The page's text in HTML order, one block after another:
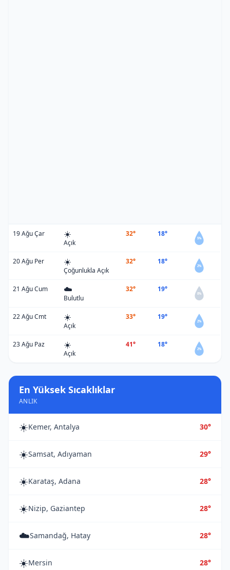
19 Ağu Çar ☀️
Açık
32° 18°
5%
20 Ağu Per ☀️
Çoğunlukla Açık
32° 18°
2%
21 Ağu Cum ☁️
Bulutlu
32° 19°
0%
22 Ağu Cmt ☀️
Açık
33° 19°
2%
23 Ağu Paz ☀️
Açık
41° 18°
2%
En Yüksek Sıcaklıklar
ANLIK
☀️Kemer, Antalya 30°
☀️Samsat, Adıyaman 29°
☀️Karataş, Adana 28°
☀️Nizip, Gaziantep 28°
☁️Samandağ, Hatay 28°
☀️Mersin 28°